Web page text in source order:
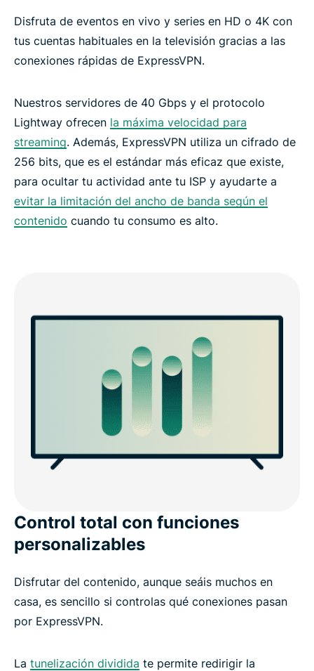
Disfruta de eventos en vivo y series en HD o 4K con
tus cuentas habituales en la televisión gracias a las
conexiones rápidas de ExpressVPN.
Nuestros servidores de 40 Gbps y el protocolo
Lightway ofrecen la máxima velocidad para
streaming. Además, ExpressVPN utiliza un cifrado de
256 bits, que es el estándar más eficaz que existe,
para ocultar tu actividad ante tu ISP y ayudarte a
evitar la limitación del ancho de banda según el
contenido cuando tu consumo es alto.
Control total con funciones
personalizables
Disfrutar del contenido, aunque seáis muchos en
casa, es sencillo si controlas qué conexiones pasan
por ExpressVPN.
La tunelización dividida te permite redirigir la